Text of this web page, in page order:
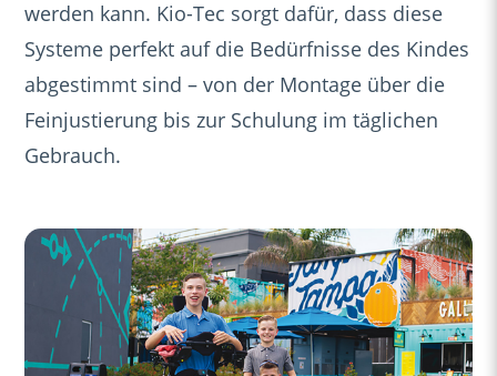
werden kann. Kio-Tec sorgt dafür, dass diese
Systeme perfekt auf die Bedürfnisse des Kindes
abgestimmt sind – von der Montage über die
Feinjustierung bis zur Schulung im täglichen
Gebrauch.